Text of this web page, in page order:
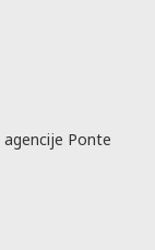
agencije Ponte